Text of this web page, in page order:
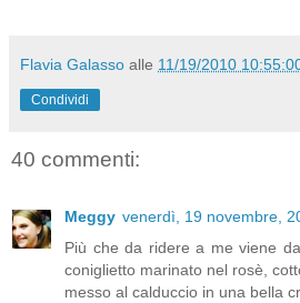
Flavia Galasso alle 11/19/2010
Condividi
40 commenti:
Meggy venerdì, 19 novembre,
Più che da ridere a me viene
coniglietto marinato nel rosè,
messo al calduccio in una bella